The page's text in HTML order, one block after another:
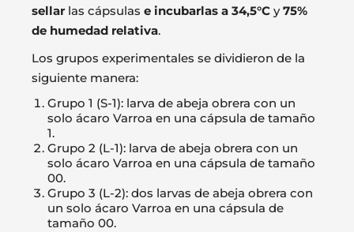
sellar las cápsulas e incubarlas a 34,5°C y75%
de humedad relativa.
Los grupos experimentales se dividieron de la
siguiente manera:
Grupo 1 (S-1): larva de abeja obrera con un
solo ácaro Varroa en una cápsula de tamaño
1.
Grupo 2 (L-1): larva de abeja obrera con un
solo ácaro Varroa en una cápsula de tamaño
00.
Grupo 3 (L-2): dos larvas de abeja obrera con
un solo ácaro Varroa en una cápsula de
tamaño 00.